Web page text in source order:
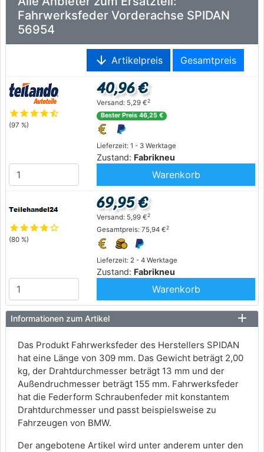
Fahrwerksfeder Vorderachse SPIDAN
56954
arrow_downward Artikelpreis Gesamtpreis
starstarstarstarstar_half
(97 %)
Lieferzeit: 1 - 3 Werktage
Zustand: Fabrikneu
40,96 €
Versand: 5,29 €2
Bester Preis 46,25 €
Warenkorb
starstarstarstarstar_outline
(80 %)
Lieferzeit: 2 - 4 Werktage
Zustand: Fabrikneu
69,95 €
Versand: 5,99 €2
Gesamtpreis: 75,94 €2
Warenkorb
Informationen zum Artikel
Das Produkt Fahrwerksfeder des Herstellers SPIDAN
hat eine Länge von 309 mm. Das Gewicht beträgt 2,00
kg, der Drahtdurchmesser beträgt 13 mm und der
Außendruchmesser beträgt 155 mm. Fahrwerksfeder
hat die Federform Schraubenfeder mit konstantem
Drahtdurchmesser und passt beispielsweise zu
Fahrzeugen von BMW.
Der angebotene Artikel wird unter anderem unter den